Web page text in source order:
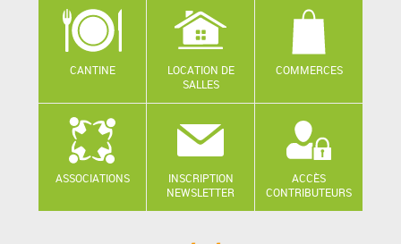
CANTINE
LOCATION DE
SALLES
COMMERCES
ASSOCIATIONS
INSCRIPTION
NEWSLETTER
ACCÈS
CONTRIBUTEURS